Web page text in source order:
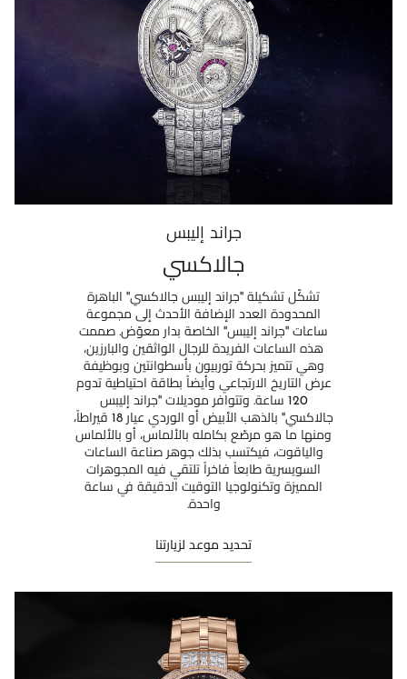
جراند إليبس
جالاكسي
تشكّل تشكيلة ''جراند إليبس جالاكسي'' الباهرة
المحدودة العدد الإضافة الأحدث إلى مجموعة
ساعات ''جراند إليبس'' الخاصة بدار معوّض. صممت
هذه الساعات الفريدة للرجال الواثقين والبارزين،
وهي تتميز بحركة توربيون بأسطوانتين وبوظيفة
عرض التاريخ الارتجاعي وأيضاً بطاقة احتياطية تدوم
120 ساعة. وتتوافر موديلات ''جراند إليبس
جالاكسي'' بالذهب الأبيض أو الوردي عيار 18 قيراطاً،
ومنها ما هو مرصّع بكامله بالألماس، أو بالألماس
والياقوت، فيكتسب بذلك جوهر صناعة الساعات
السويسرية طابعاً فاخراً تلتقي فيه المجوهرات
المميزة وتكنولوجيا التوقيت الدقيقة في ساعة
واحدة.
تحديد موعد لزيارتنا